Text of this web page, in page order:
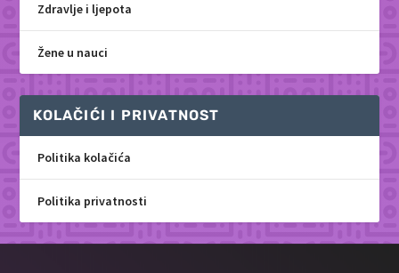
Zdravlje i ljepota
Žene u nauci
KOLAČIĆI I PRIVATNOST
Politika kolačića
Politika privatnosti